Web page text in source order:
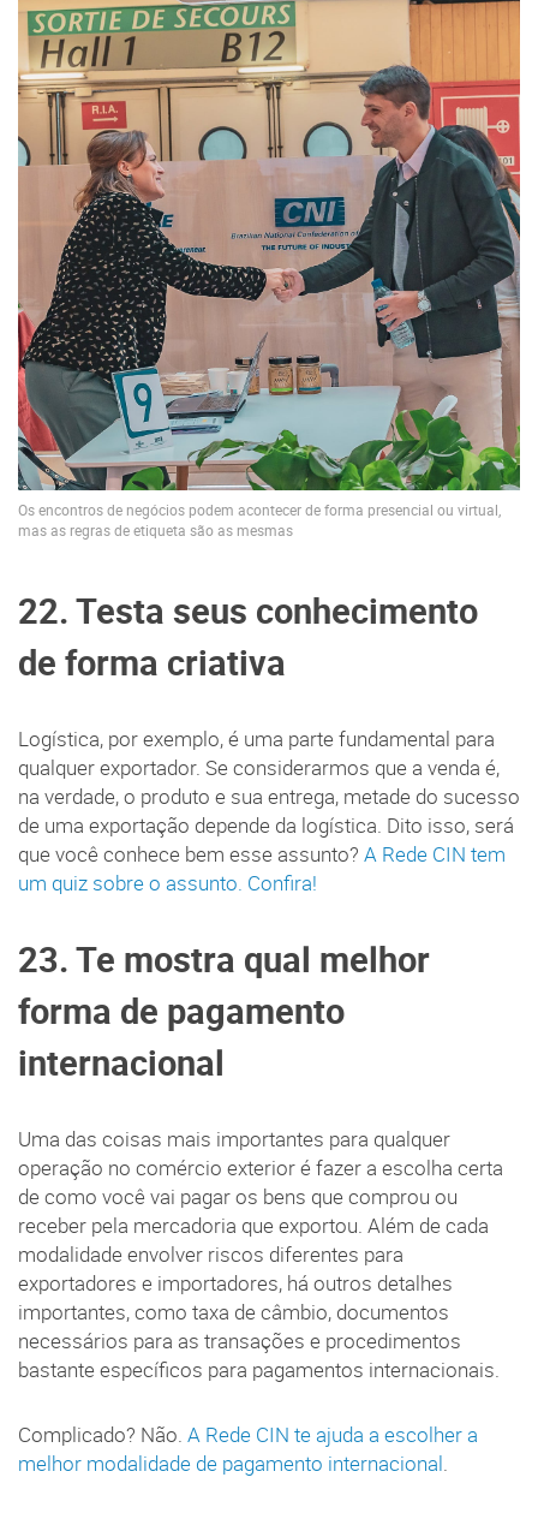
Os encontros de negócios podem acontecer de forma presencial ou virtual,
mas as regras de etiqueta são as mesmas
22. Testa seus conhecimento
de forma criativa
Logística, por exemplo, é uma parte fundamental para
qualquer exportador. Se considerarmos que a venda é,
na verdade, o produto e sua entrega, metade do sucesso
de uma exportação depende da logística. Dito isso, será
que você conhece bem esse assunto? A Rede CIN tem
um quiz sobre o assunto. Confira!
23. Te mostra qual melhor
forma de pagamento
internacional
Uma das coisas mais importantes para qualquer
operação no comércio exterior é fazer a escolha certa
de como você vai pagar os bens que comprou ou
receber pela mercadoria que exportou. Além de cada
modalidade envolver riscos diferentes para
exportadores e importadores, há outros detalhes
importantes, como taxa de câmbio, documentos
necessários para as transações e procedimentos
bastante específicos para pagamentos internacionais.
Complicado? Não. A Rede CIN te ajuda a escolher a
melhor modalidade de pagamento internacional.